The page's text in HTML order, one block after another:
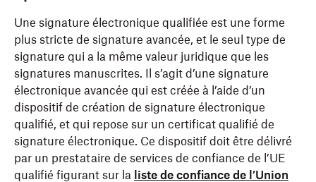
Une signature électronique qualifiée est une forme
plus stricte de signature avancée, et le seul type de
signature qui a la même valeur juridique que les
signatures manuscrites. Il s’agit d’une signature
électronique avancée qui est créée à l’aide d’un
dispositif de création de signature électronique
qualifié, et qui repose sur un certificat qualifié de
signature électronique. Ce dispositif doit être délivré
par un prestataire de services de confiance de l’UE
qualifié figurant sur la
liste de confiance de l’Union